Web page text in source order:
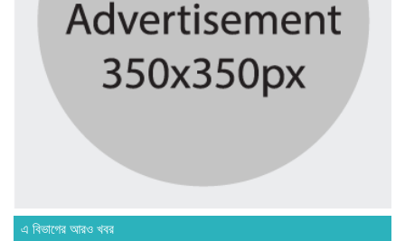
অনেক পরিবার এখনো তাঁদের স্বজন...
৭ দিন আগে
ব্রিকলেইন জামে মসজিদ প্রতিষ্ঠার ৫০...
এ বিভাগের আরও খবর